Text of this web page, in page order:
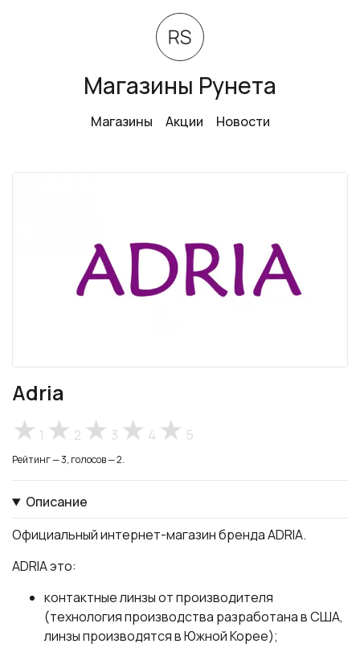
Магазины Рунета
Магазины Акции Новости
Adria
1 2 3 4 5
Рейтинг — 3, голосов — 2.
Описание
Официальный интернет-магазин бренда ADRIA.
ADRIA это:
контактные линзы от производителя
(технология производства разработана в США,
линзы производятся в Южной Корее);